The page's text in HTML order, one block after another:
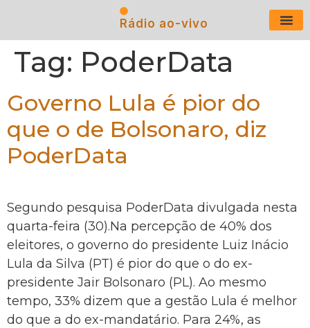
Rádio ao-vivo
Tag: PoderData
Governo Lula é pior do
que o de Bolsonaro, diz
PoderData
Segundo pesquisa PoderData divulgada nesta
quarta-feira (30).Na percepção de 40% dos
eleitores, o governo do presidente Luiz Inácio
Lula da Silva (PT) é pior do que o do ex-
presidente Jair Bolsonaro (PL). Ao mesmo
tempo, 33% dizem que a gestão Lula é melhor
do que a do ex-mandatário. Para 24%, as